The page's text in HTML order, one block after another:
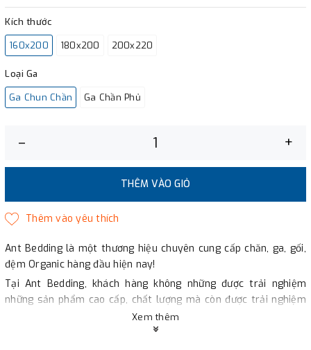
Kích thước
160x200
180x200 200x220
Loại Ga
Ga Chun Chần
Ga Chần Phủ
– +
THÊM VÀO GIỎ
Ant Bedding là một thương hiệu chuyên cung cấp chăn, ga, gối,
đệm Organic hàng đầu hiện nay!
Tại Ant Bedding, khách hàng không những được trải nghiệm
những sản phẩm cao cấp, chất lượng mà còn được trải nghiệm
dịch vụ mua sắm chuyên nghiệp.
Công nghệ Hàn Quốc: Các sản phẩm của Ant Bedding được sản
Xem thêm